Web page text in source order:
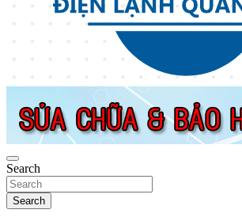
Điện Lạnh Quang Tiến
Sửa chữa thiết bị điện lạnh, điện dân dụng,
Nội
Search
Search